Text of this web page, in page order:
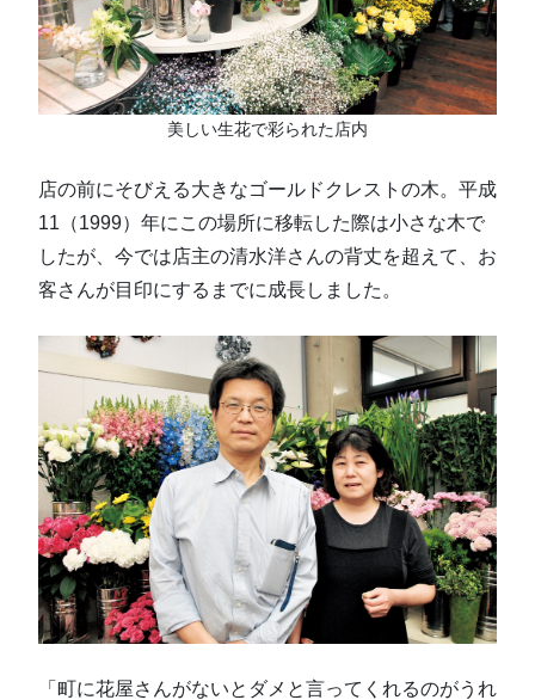
美しい生花で彩られた店内
店の前にそびえる大きなゴールドクレストの木。平成
11（1999）年にこの場所に移転した際は小さな木で
したが、今では店主の清水洋さんの背丈を超えて、お
客さんが目印にするまでに成長しました。
「町に花屋さんがないとダメと言ってくれるのがうれ